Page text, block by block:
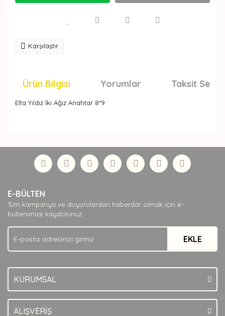
Karşılaştır
Ürün Bilgisi Yorumlar Taksit
Elta Yıldız İki Ağız Anahtar 8*9
Yorum Yaz
formunu kullanarak tarafımıza iletebilirsiniz.
Görüş ve önerileriniz için teşekkür ederiz.
Ürün açıklamasında eksik bilgiler bulunuyor.
Ürün bilgilerinde hatalar bulunuyor.
Ürün fiyatı diğer sitelerden daha pahalı.
Bu ürüne benzer farklı alternatifler olmalı.
E-BÜLTEN
Tüm kampanya ve duyurulardan haberdar olmak için e-
bültenimize kaydolunuz.
EKLE
KURUMSAL
ALIŞVERİŞ